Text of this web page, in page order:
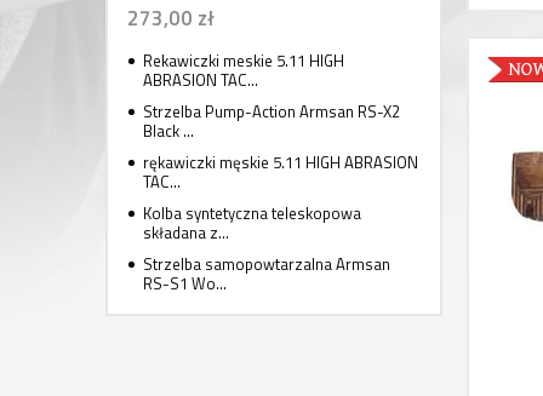
273,00 zł
Rekawiczki meskie 5.11 HIGH
ABRASION TAC...
Strzelba Pump-Action Armsan RS-X2
Black ...
rękawiczki męskie 5.11 HIGH ABRASION
TAC...
Kolba syntetyczna teleskopowa
składana z...
Strzelba samopowtarzalna Armsan
RS-S1 Wo...